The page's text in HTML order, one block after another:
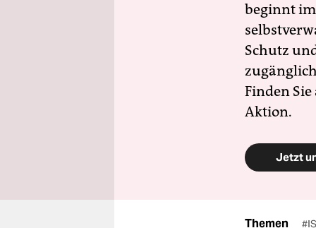
beginnt
Schutz
Finden
Aktion.
Jetzt
Themen